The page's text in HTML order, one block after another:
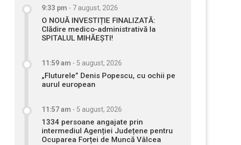
9:33 pm - 7 august, 2026
O NOUĂ INVESTIȚIE FINALIZATĂ:
Clădire medico-administrativă la
SPITALUL MIHĂEȘTI!
11:59 am - 5 august, 2026
„Fluturele” Denis Popescu, cu ochii pe
aurul european
11:57 am - 5 august, 2026
1334 persoane angajate prin
intermediul Agenției Județene pentru
Ocuparea Forței de Muncă Vâlcea